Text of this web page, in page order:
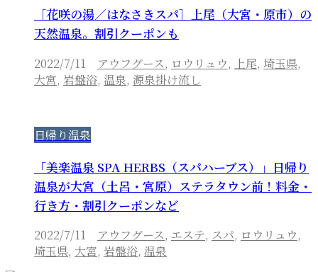
［花咲の湯／はなさきスパ］上尾（大宮・原市）の
天然温泉。割引クーポンも
2022/7/11 アウフグース, ロウリュウ, 上尾, 埼玉県,
大宮, 岩盤浴, 温泉, 源泉掛け流し
日帰り温泉
「美楽温泉 SPA HERBS（スパハーブス）」日帰り
温泉が大宮（土呂・宮原）ステラタウン前！料金・
行き方・割引クーポンなど
2022/7/11 アウフグース, エステ, スパ, ロウリュウ,
埼玉県, 大宮, 岩盤浴, 温泉